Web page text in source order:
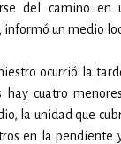
del camino en
un medio
ocurrió la
hay cuatro
la unidad que
en la pendiente